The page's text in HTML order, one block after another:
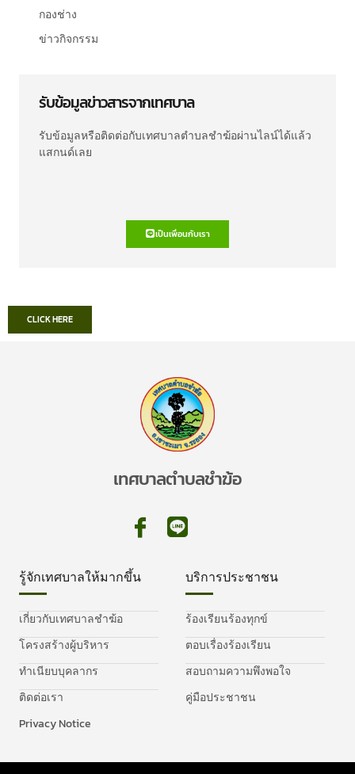
กองช่าง
ข่าวกิจกรรม
รับข้อมูลข่าวสารจากเทศบาล
รับข้อมูลหรือติดต่อกับเทศบาลตำบลชำฆ้อผ่านไลน์ได้แล้ว
แสกนด์เลย
เป็นเพื่อนกับเรา
CLICK HERE
เทศบาลตำบลชำฆ้อ
รู้จักเทศบาลให้มากขึ้น
เกี่ยวกับเทศบาลชำฆ้อ
โครงสร้างผู้บริหาร
ทำเนียบบุคลากร
ติดต่อเรา
Privacy Notice
บริการประชาชน
ร้องเรียนร้องทุกข์
ตอบเรื่องร้องเรียน
สอบถามความพึงพอใจ
คู่มือประชาชน